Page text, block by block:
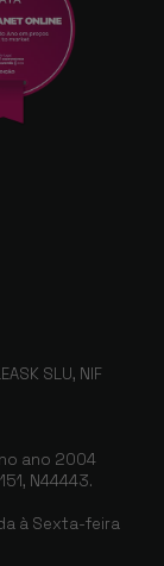
SLU, NIF
ano 2004
N44443.
à Sexta-feira